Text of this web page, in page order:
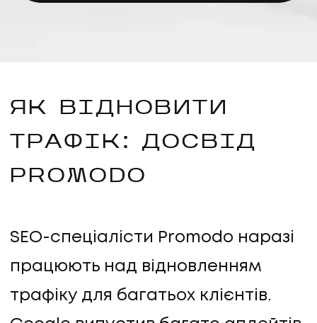
ЯК ВІДНОВИТИ
ТРАФІК: ДОСВІД
PROMODO
SEO-спеціалісти Promodo наразі
працюють над відновленням
трафіку для багатьох клієнтів.